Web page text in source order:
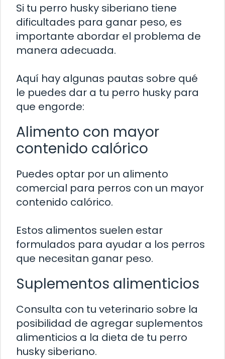
Si tu perro husky siberiano tiene
dificultades para ganar peso, es
importante abordar el problema de
manera adecuada.
Aquí hay algunas pautas sobre qué
le puedes dar a tu perro husky para
que engorde:
Alimento con mayor
contenido calórico
Puedes optar por un alimento
comercial para perros con un mayor
contenido calórico.
Estos alimentos suelen estar
formulados para ayudar a los perros
que necesitan ganar peso.
Suplementos alimenticios
Consulta con tu veterinario sobre la
posibilidad de agregar suplementos
alimenticios a la dieta de tu perro
husky siberiano.